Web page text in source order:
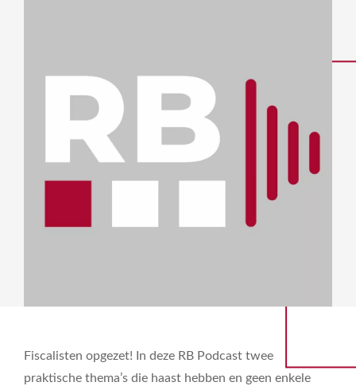
Fiscalisten opgezet! In deze RB Podcast twee
praktische thema’s die haast hebben en geen enkele